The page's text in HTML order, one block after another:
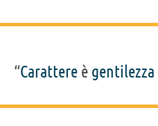
“Carattere è gentilezza